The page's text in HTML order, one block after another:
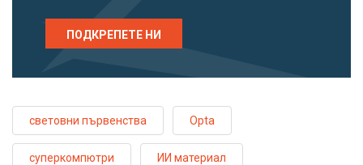
ПОДКРЕПЕТЕ НИ
световни първенства Opta
суперкомпютри ИИ материал